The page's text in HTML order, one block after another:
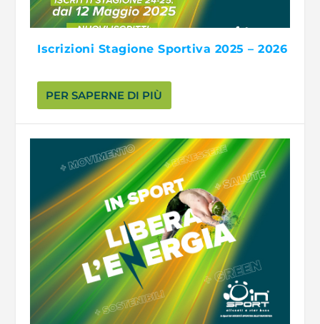
Iscrizioni Stagione Sportiva 2025 – 2026
PER SAPERNE DI PIÙ